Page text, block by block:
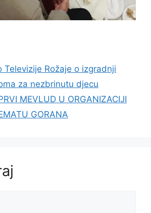
Televizije Rožaje o izgradnji
za nezbrinutu djecu
MEVLUD U ORGANIZACIJI
GORANA